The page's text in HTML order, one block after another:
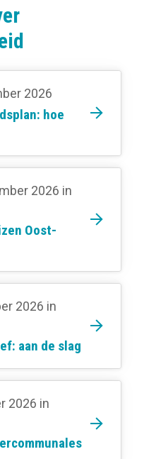
2026
hoe
2026 in
Oost-
2026 in
aan de slag
2026 in